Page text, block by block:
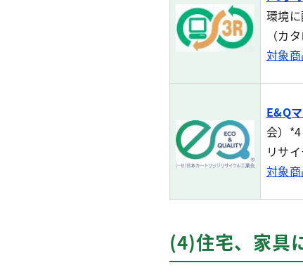
環境
（カ
対象
E&Q
会）*4
リサ
対象
(4)住宅、家具